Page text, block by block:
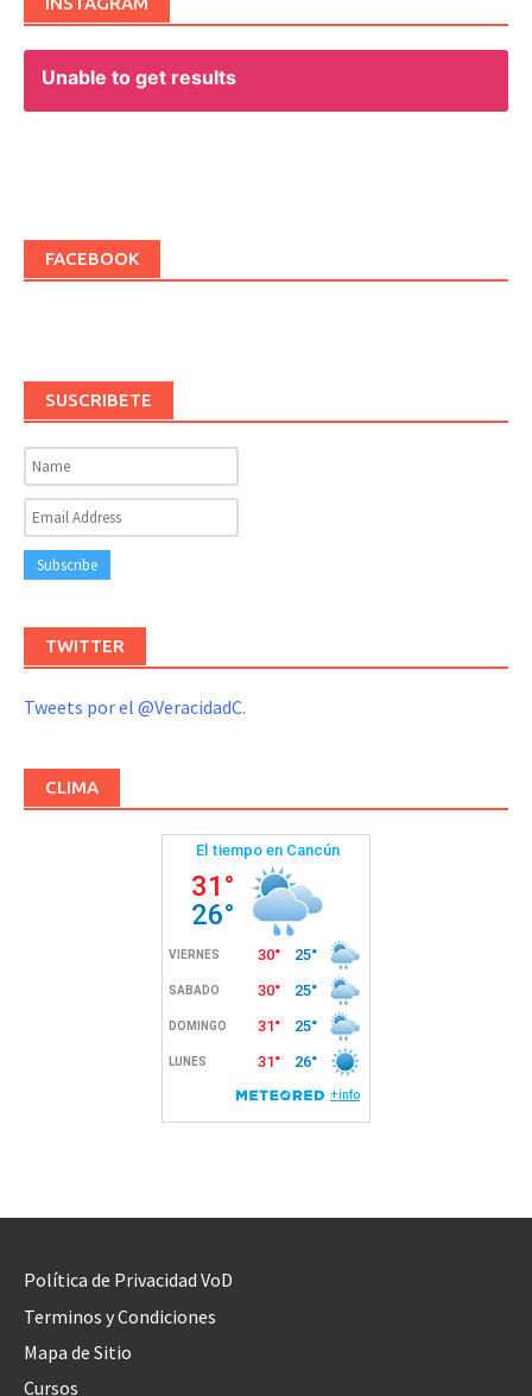
Unable to get results
FACEBOOK
SUSCRIBETE
TWITTER
Tweets por el @VeracidadC.
CLIMA
Política de Privacidad VoD
Terminos y Condiciones
Mapa de Sitio
Cursos